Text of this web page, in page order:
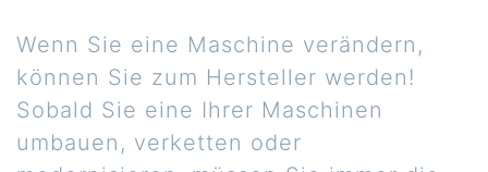
Wenn Sie eine Maschine verändern,
können Sie zum Hersteller werden!
Sobald Sie eine Ihrer Maschinen
umbauen, verketten oder